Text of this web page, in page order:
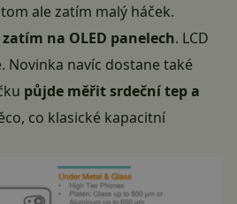
tom ale zatím malý háček.
na OLED panelech. LCD
Novinka navíc dostane také
půjde měřit srdeční tep a
co klasické kapacitní